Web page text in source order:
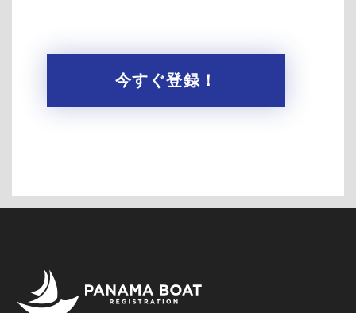
今すぐ登録！